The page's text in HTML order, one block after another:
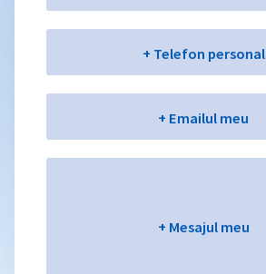
+ Telefon personal
+ Emailul meu
+ Mesajul meu